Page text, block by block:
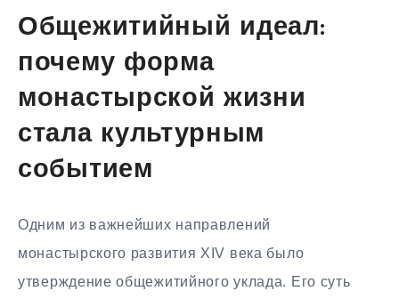
Общежитийный идеал:
почему форма
монастырской жизни
стала культурным
событием
Одним из важнейших направлений
монастырского развития XIV века было
утверждение общежитийного уклада. Его суть